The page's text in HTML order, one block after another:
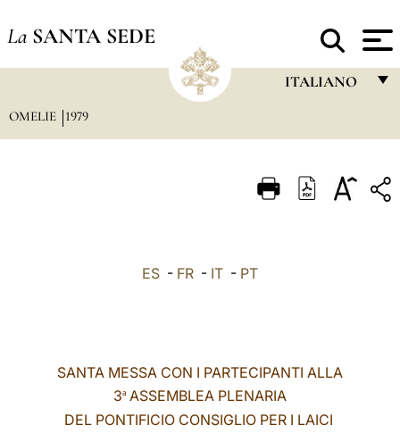
La SANTA SEDE
ITALIANO
ITALIANO
中文
LATINE
OMELIE 1979
ES - FR - IT - PT
SANTA MESSA CON I PARTECIPANTI ALLA
3ªASSEMBLEA PLENARIA
DEL PONTIFICIO CONSIGLIO PER I LAICI